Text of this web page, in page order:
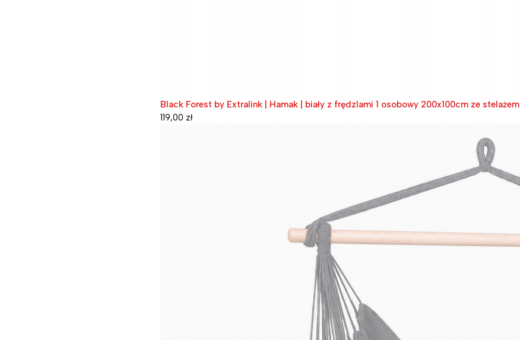
Black Forest by Extralink | Hamak | biały z frędzlami 1 osobowy 200x100cm ze stelażem
119,00 zł